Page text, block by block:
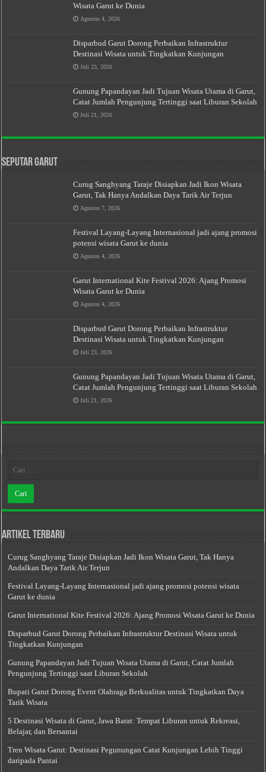
Wisata Garut ke Dunia
Agustus 4, 2026
Disparbud Garut Dorong Perbaikan Infrastruktur
Destinasi Wisata untuk Tingkatkan Kunjungan
Juli 23, 2026
Gunung Papandayan Jadi Tujuan Wisata Utama di Garut,
Catat Jumlah Pengunjung Tertinggi saat Liburan Sekolah
Juli 21, 2026
Seputar Garut
Curug Sanghyang Taraje Disiapkan Jadi Ikon Wisata
Garut, Tak Hanya Andalkan Daya Tarik Air Terjun
Agustus 7, 2026
Festival Layang-Layang Internasional jadi ajang promosi
potensi wisata Garut ke dunia
Agustus 4, 2026
Garut International Kite Festival 2026: Ajang Promosi
Wisata Garut ke Dunia
Agustus 4, 2026
Disparbud Garut Dorong Perbaikan Infrastruktur
Destinasi Wisata untuk Tingkatkan Kunjungan
Juli 23, 2026
Gunung Papandayan Jadi Tujuan Wisata Utama di Garut,
Catat Jumlah Pengunjung Tertinggi saat Liburan Sekolah
Juli 21, 2026
Artikel Terbaru
Curug Sanghyang Taraje Disiapkan Jadi Ikon Wisata Garut, Tak Hanya
Andalkan Daya Tarik Air Terjun
Festival Layang-Layang Internasional jadi ajang promosi potensi wisata
Garut ke dunia
Garut International Kite Festival 2026: Ajang Promosi Wisata Garut ke Dunia
Disparbud Garut Dorong Perbaikan Infrastruktur Destinasi Wisata untuk
Tingkatkan Kunjungan
Gunung Papandayan Jadi Tujuan Wisata Utama di Garut, Catat Jumlah
Pengunjung Tertinggi saat Liburan Sekolah
Bupati Garut Dorong Event Olahraga Berkualitas untuk Tingkatkan Daya
Tarik Wisata
5 Destinasi Wisata di Garut, Jawa Barat: Tempat Liburan untuk Rekreasi,
Belajar, dan Bersantai
Tren Wisata Garut: Destinasi Pegunungan Catat Kunjungan Lebih Tinggi
daripada Pantai